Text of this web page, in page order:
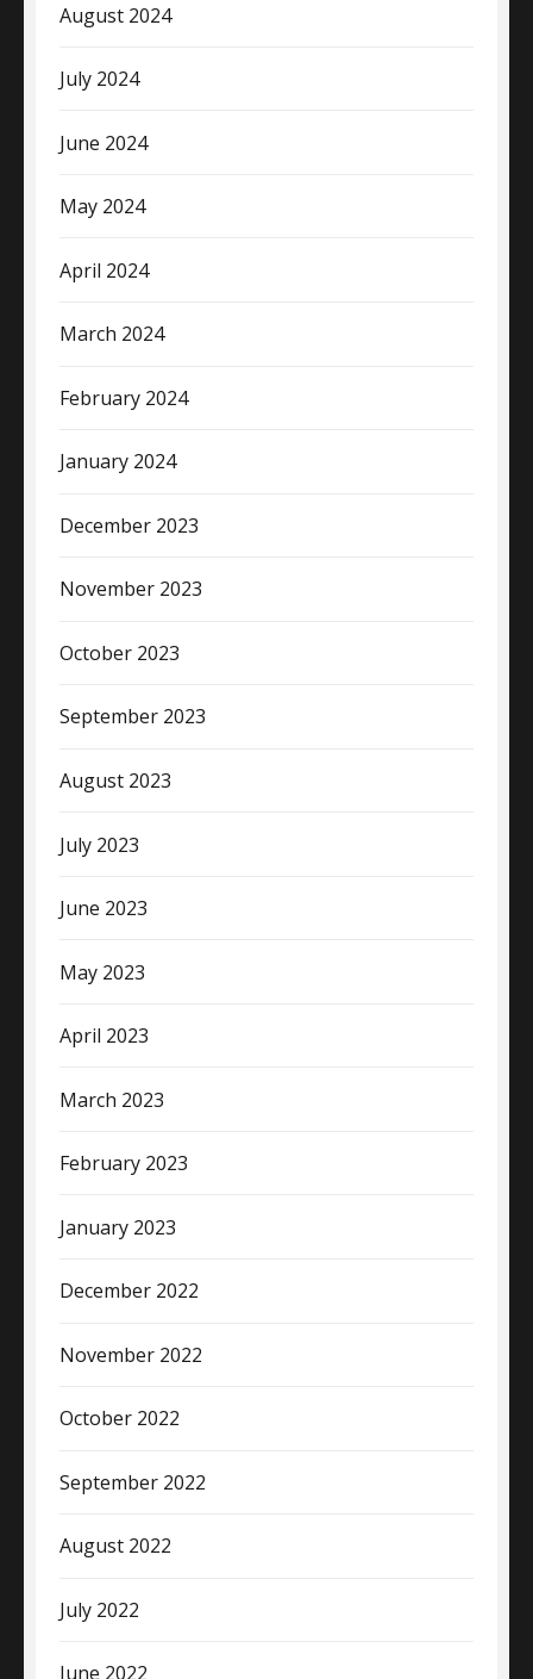
August 2024
July 2024
June 2024
May 2024
April 2024
March 2024
February 2024
January 2024
December 2023
November 2023
October 2023
September 2023
August 2023
July 2023
June 2023
May 2023
April 2023
March 2023
February 2023
January 2023
December 2022
November 2022
October 2022
September 2022
August 2022
July 2022
June 2022